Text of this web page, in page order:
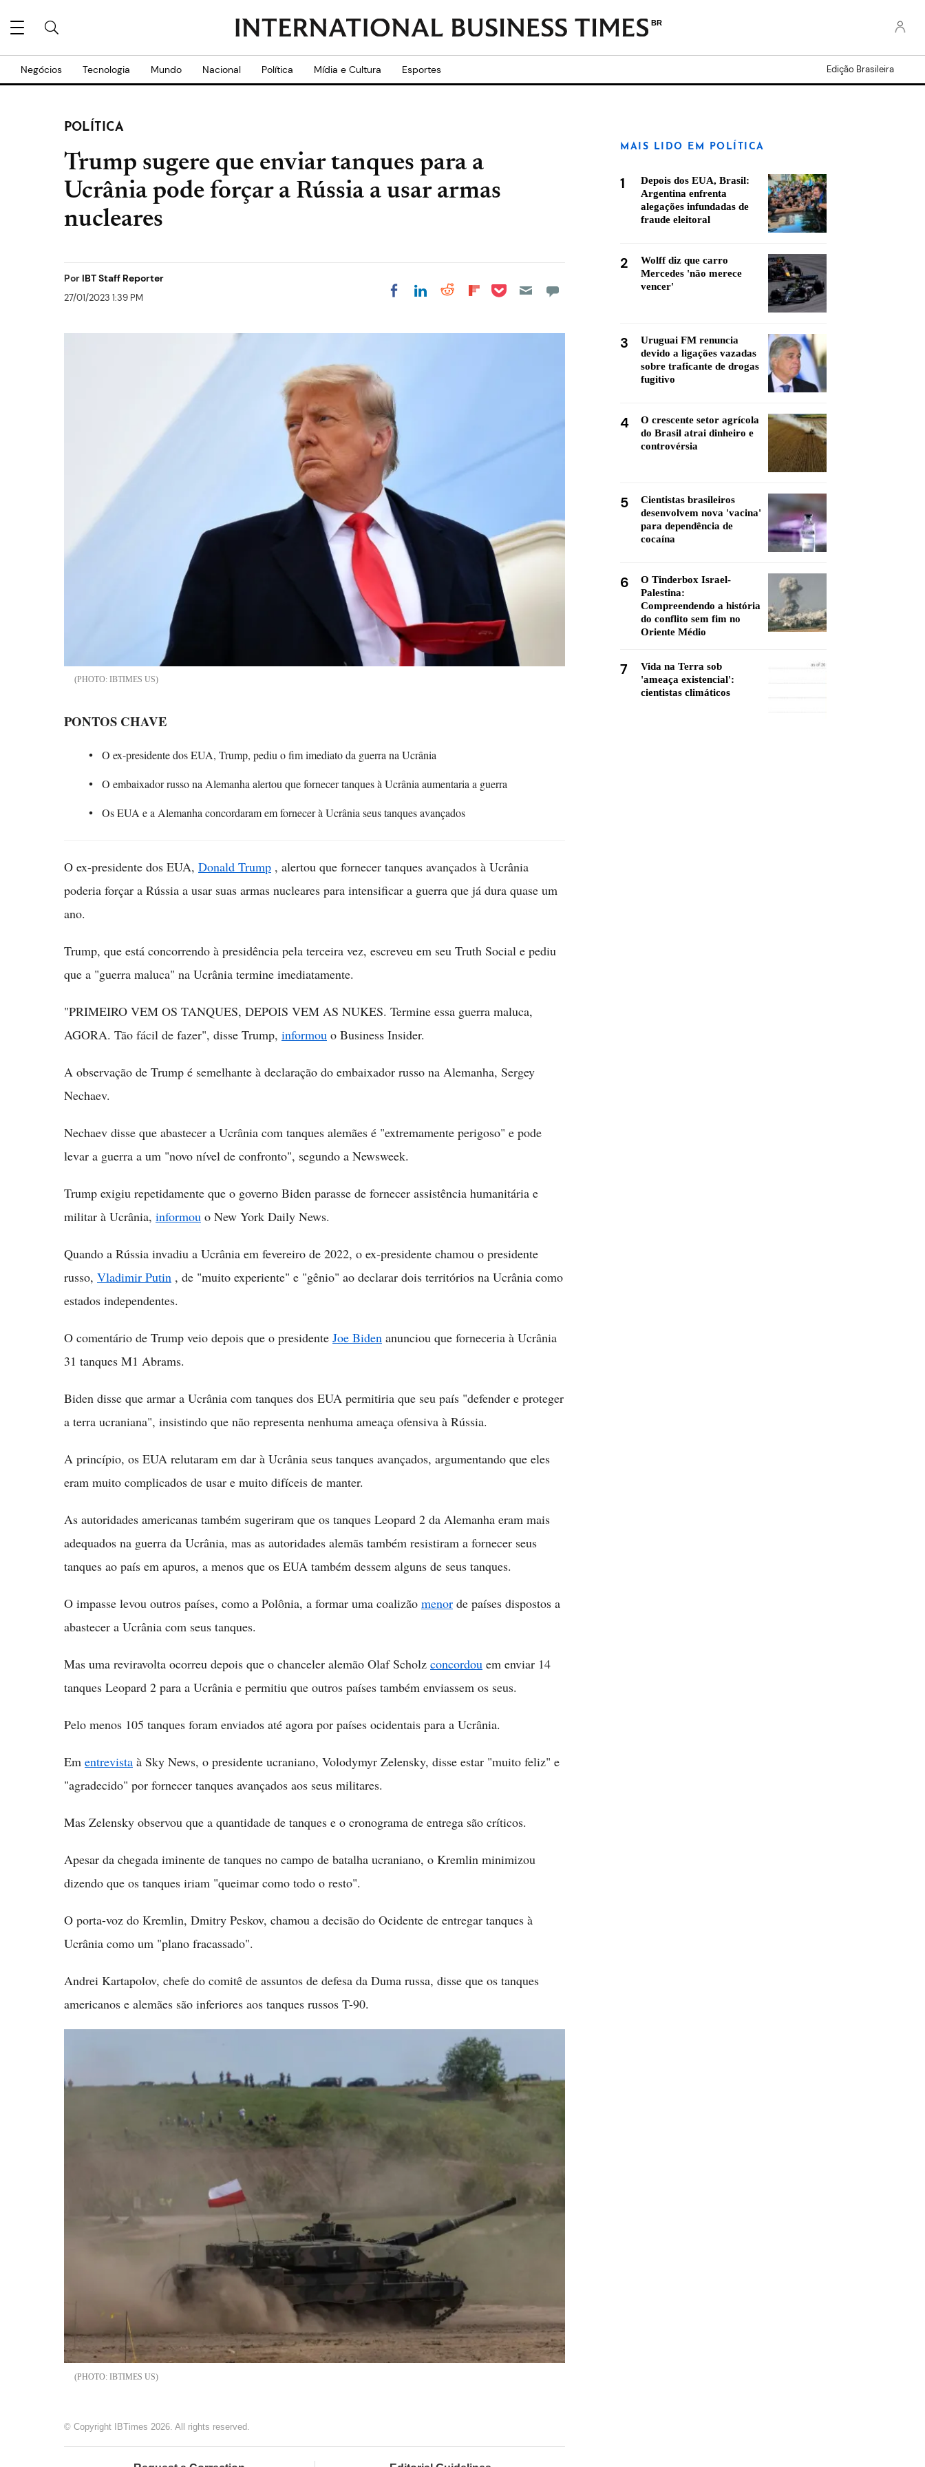
BR
Negócios Tecnologia Mundo Nacional Política Mídia e Cultura Esportes Edição Brasileira
POLÍTICA
Trump sugere que enviar tanques para a
Ucrânia pode forçar a Rússia a usar armas
nucleares
Por IBT Staff Reporter
27/01/2023 1:39 PM Share on Facebook
Share on LinkedIn
Share on Reddit
Share on
Share on Pocket
IBTIMES US
PONTOS CHAVE
O ex-presidente dos EUA, Trump, pediu o fim imediato da guerra na Ucrânia
O embaixador russo na Alemanha alertou que fornecer tanques à Ucrânia aumentaria a guerra
Os EUA e a Alemanha concordaram em fornecer à Ucrânia seus tanques avançados
O ex-presidente dos EUA, Donald Trump , alertou que fornecer tanques avançados à Ucrânia
poderia forçar a Rússia a usar suas armas nucleares para intensificar a guerra que já dura quase um
ano.
Trump, que está concorrendo à presidência pela terceira vez, escreveu em seu Truth Social e pediu
que a "guerra maluca" na Ucrânia termine imediatamente.
"PRIMEIRO VEM OS TANQUES, DEPOIS VEM AS NUKES. Termine essa guerra maluca,
AGORA. Tão fácil de fazer", disse Trump, informou o Business Insider.
A observação de Trump é semelhante à declaração do embaixador russo na Alemanha, Sergey
Nechaev.
Nechaev disse que abastecer a Ucrânia com tanques alemães é "extremamente perigoso" e pode
levar a guerra a um "novo nível de confronto", segundo a Newsweek.
Trump exigiu repetidamente que o governo Biden parasse de fornecer assistência humanitária e
militar à Ucrânia, informou o New York Daily News.
Quando a Rússia invadiu a Ucrânia em fevereiro de 2022, o ex-presidente chamou o presidente
russo, Vladimir Putin , de "muito experiente" e "gênio" ao declarar dois territórios na Ucrânia como
estados independentes.
O comentário de Trump veio depois que o presidente Joe Biden anunciou que forneceria à Ucrânia
31 tanques M1 Abrams.
Biden disse que armar a Ucrânia com tanques dos EUA permitiria que seu país "defender e proteger
a terra ucraniana", insistindo que não representa nenhuma ameaça ofensiva à Rússia.
A princípio, os EUA relutaram em dar à Ucrânia seus tanques avançados, argumentando que eles
eram muito complicados de usar e muito difíceis de manter.
As autoridades americanas também sugeriram que os tanques Leopard 2 da Alemanha eram mais
adequados na guerra da Ucrânia, mas as autoridades alemãs também resistiram a fornecer seus
tanques ao país em apuros, a menos que os EUA também dessem alguns de seus tanques.
O impasse levou outros países, como a Polônia, a formar uma coalizão menor de países dispostos a
abastecer a Ucrânia com seus tanques.
Mas uma reviravolta ocorreu depois que o chanceler alemão Olaf Scholz concordou em enviar 14
tanques Leopard 2 para a Ucrânia e permitiu que outros países também enviassem os seus.
Pelo menos 105 tanques foram enviados até agora por países ocidentais para a Ucrânia.
Em entrevista à Sky News, o presidente ucraniano, Volodymyr Zelensky, disse estar "muito feliz" e
"agradecido" por fornecer tanques avançados aos seus militares.
Mas Zelensky observou que a quantidade de tanques e o cronograma de entrega são críticos.
Apesar da chegada iminente de tanques no campo de batalha ucraniano, o Kremlin minimizou
dizendo que os tanques iriam "queimar como todo o resto".
O porta-voz do Kremlin, Dmitry Peskov, chamou a decisão do Ocidente de entregar tanques à
Ucrânia como um "plano fracassado".
Andrei Kartapolov, chefe do comitê de assuntos de defesa da Duma russa, disse que os tanques
americanos e alemães são inferiores aos tanques russos T-90.
IBTIMES US
© Copyright IBTimes 2026. All rights reserved.
MAIS LIDO EM POLÍTICA
1
Depois dos EUA, Brasil:
Argentina enfrenta
alegações infundadas de
fraude eleitoral
2
Wolff diz que carro
Mercedes 'não merece
vencer'
3
Uruguai FM renuncia
devido a ligações vazadas
sobre traficante de drogas
fugitivo
4
O crescente setor agrícola
do Brasil atrai dinheiro e
controvérsia
5
Cientistas brasileiros
desenvolvem nova 'vacina'
para dependência de
cocaína
6
O Tinderbox Israel-
Palestina:
Compreendendo a história
do conflito sem fim no
Oriente Médio
7
Vida na Terra sob
'ameaça existencial':
cientistas climáticos